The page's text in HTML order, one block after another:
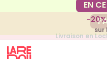
-
sur
Livraison en
pour vos